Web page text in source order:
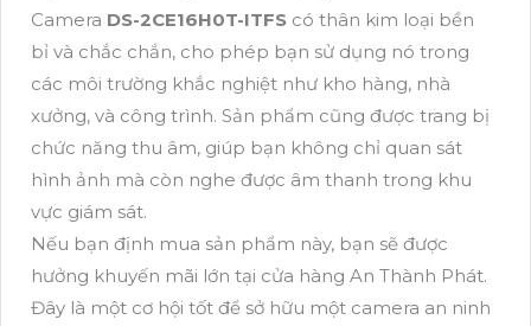
Camera DS-2CE16H0T-ITFS có thân kim loại bền
bỉ và chắc chắn, cho phép bạn sử dụng nó trong
các môi trường khắc nghiệt như kho hàng, nhà
xưởng, và công trình. Sản phẩm cũng được trang bị
chức năng thu âm, giúp bạn không chỉ quan sát
hình ảnh mà còn nghe được âm thanh trong khu
vực giám sát.
Nếu bạn định mua sản phẩm này, bạn sẽ được
hưởng khuyến mãi lớn tại cửa hàng An Thành Phát.
Đây là một cơ hội tốt để sở hữu một camera an ninh